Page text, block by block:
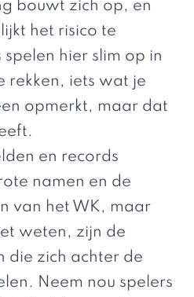
bouwt zich op, en
het risico te
hier slim op in
rekken, iets wat je
opmerkt, maar dat
en records
namen en de
van het WK, maar
weten, zijn de
die zich achter de
Neem nou spelers